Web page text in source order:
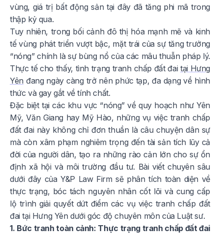
vùng, giá trị bất động sản tại đây đã tăng phi mã trong
thập kỷ qua.
Tuy nhiên, trong bối cảnh đô thị hóa mạnh mẽ và kinh
tế vùng phát triển vượt bậc, mặt trái của sự tăng trưởng
“nóng” chính là sự bùng nổ của các mâu thuẫn pháp lý.
Thực tế cho thấy, tình trạng tranh chấp đất đai tại Hưng
Yên đang ngày càng trở nên phức tạp, đa dạng về hình
thức và gay gắt về tính chất.
Đặc biệt tại các khu vực “nóng” về quy hoạch như Yên
Mỹ, Văn Giang hay Mỹ Hào, những vụ việc tranh chấp
đất đai này không chỉ đơn thuần là câu chuyện dân sự
mà còn xâm phạm nghiêm trọng đến tài sản tích lũy cả
đời của người dân, tạo ra những rào cản lớn cho sự ổn
định xã hội và môi trường đầu tư. Bài viết chuyên sâu
dưới đây của Y&P Law Firm sẽ phân tích toàn diện về
thực trạng, bóc tách nguyên nhân cốt lõi và cung cấp
lộ trình giải quyết dứt điểm các vụ việc tranh chấp đất
đai tại Hưng Yên dưới góc độ chuyên môn của Luật sư.
1. Bức tranh toàn cảnh: Thực trạng tranh chấp đất đai